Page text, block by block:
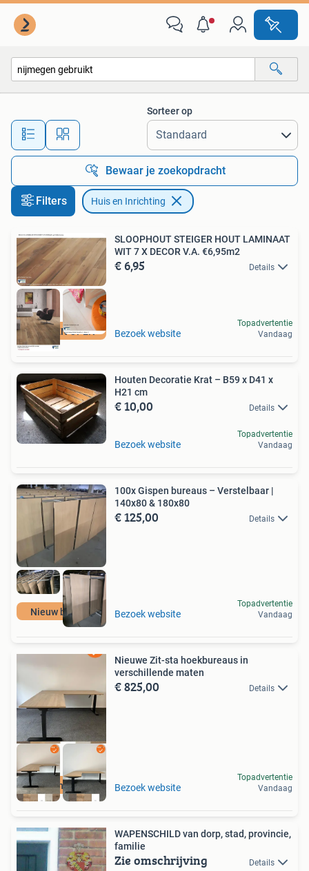
Alle afstanden…
Sorteer op
Bewaar je zoekopdracht
Filters Huis en Inrichting
7 DAGEN OPEN
SLOOPHOUT STEIGER HOUT LAMINAAT
WIT 7 X DECOR V.A. €6,95m2
€ 6,95 Details
Bezoek website
Topadvertentie
Vandaag
Houten Decoratie Krat – B59 x D41 x
H21 cm
€ 10,00 Details
Bezoek website
Topadvertentie
Vandaag
Nieuw binnen!
100x Gispen bureaus – Verstelbaar |
140x80 & 180x80
€ 125,00 Details
Bezoek website
Topadvertentie
Vandaag
Nieuwe hoekbureaus
Nieuwe Zit-sta hoekbureaus in
verschillende maten
€ 825,00 Details
Bezoek website
Topadvertentie
Vandaag
WAPENSCHILD van dorp, stad, provincie,
familie
Zie omschrijving Details